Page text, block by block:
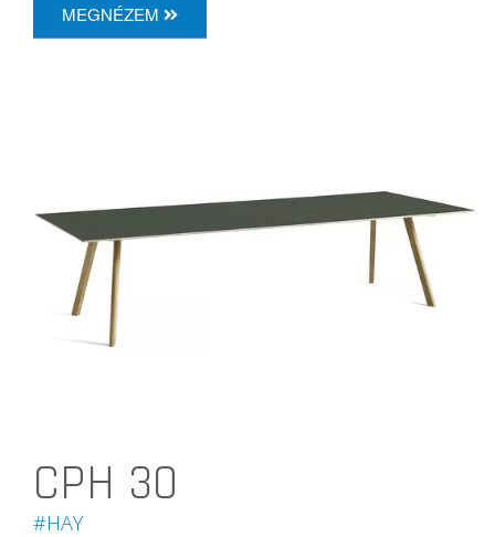
MEGNÉZEM
CPH 30
#HAY